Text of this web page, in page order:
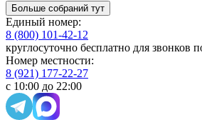
Больше собраний тут
Единый номер:
8 (800) 101-42-12
круглосуточно бесплатно для звонков
Номер местности:
8 (921) 177-22-27
с 10:00 до 22:00